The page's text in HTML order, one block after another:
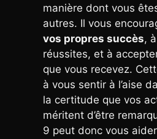
manière dont vous
autres. Il vous
vos propres succès, à
réussites, et à
que vous recevez.
à vous sentir à l’aise
la certitude que vos
méritent d’être
9 peut donc vous